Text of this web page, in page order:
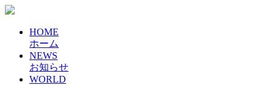
HOME
ホーム
NEWS
お知らせ
WORLD